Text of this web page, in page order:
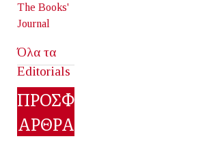
The Books'
Journal
Όλα τα
Editorials
ΠΡΟΣΦΑΤΑ
ΑΡΘΡΑ